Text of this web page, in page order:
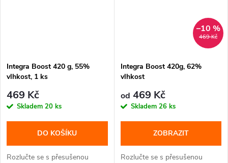
Integra Boost 420 g, 55%
vlhkost, 1 ks
469 Kč
Skladem 20 ks
DO KOŠÍKU
Rozlučte se s přesušenou
469 Kč
–10 %
Integra Boost 420g, 62%
vlhkost
od 469 Kč
Skladem 26 ks
ZOBRAZIT
Rozlučte se s přesušenou